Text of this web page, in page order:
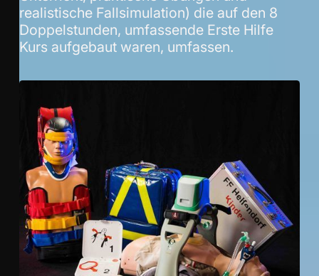
realistische Fallsimulation) die auf den 8
Doppelstunden, umfassende Erste Hilfe
Kurs aufgebaut waren, umfassen.